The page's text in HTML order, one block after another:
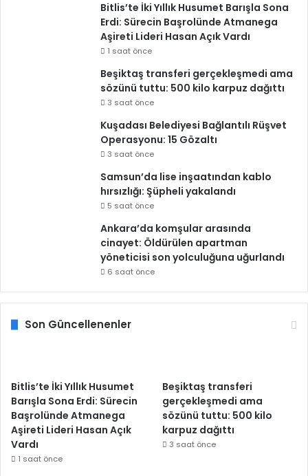
Bitlis’te İki Yıllık Husumet Barışla Sona
Erdi: Sürecin Başrolünde Atmanega
Aşireti Lideri Hasan Açık Vardı
1 saat önce
Beşiktaş transferi gerçekleşmedi ama
sözünü tuttu: 500 kilo karpuz dağıttı
3 saat önce
Kuşadası Belediyesi Bağlantılı Rüşvet
Operasyonu: 15 Gözaltı
3 saat önce
Samsun’da lise inşaatından kablo
hırsızlığı: Şüpheli yakalandı
5 saat önce
Ankara’da komşular arasında
cinayet: Öldürülen apartman
yöneticisi son yolculuğuna uğurlandı
6 saat önce
Son Güncellenenler
Bitlis’te İki Yıllık Husumet
Barışla Sona Erdi: Sürecin
Başrolünde Atmanega
Aşireti Lideri Hasan Açık
Vardı
1 saat önce
Beşiktaş transferi
gerçekleşmedi ama
sözünü tuttu: 500 kilo
karpuz dağıttı
3 saat önce